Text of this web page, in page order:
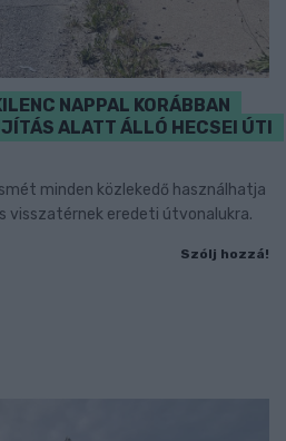
NAPPAL KORÁBBAN
ALATT ÁLLÓ HECSEI ÚTI
minden közlekedő használhatja
visszatérnek eredeti útvonalukra.
Szólj hozzá!